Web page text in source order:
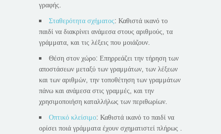
γραφής.
Σταθερότητα σχήματος: Καθιστά ικανό το
παιδί να διακρίνει ανάμεσα στους αριθμούς, τα
γράμματα, και τις λέξεις που μοιάζουν.
Θέση στον χώρο: Επηρρεάζει την τήρηση των
αποστάσεων μεταξύ των γραμμάτων, των λέξεων
και των αριθμών, την τοποθέτηση των γραμμάτων
πάνω και ανάμεσα στις γραμμές, και την
χρησιμοποιήση καταλλήλως των περιθωρίων.
Οπτικό κλείσιμο: Καθιστά ικανό το παιδί να
ορίσει ποιά γράμματα έχουν σχηματιστεί πλήρως .